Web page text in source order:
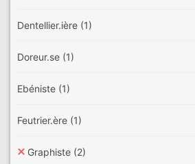
Dentellier.ière (1)
Doreur.se (1)
Ebéniste (1)
Feutrier.ère (1)
Graphiste (2)